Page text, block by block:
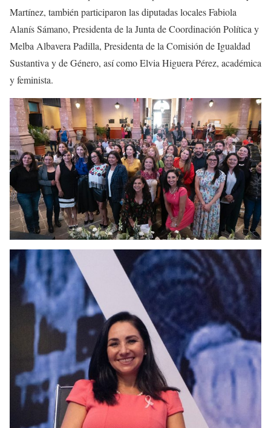
Martínez, también participaron las diputadas locales Fabiola
Alanís Sámano, Presidenta de la Junta de Coordinación Política y
Melba Albavera Padilla, Presidenta de la Comisión de Igualdad
Sustantiva y de Género, así como Elvia Higuera Pérez, académica
y feminista.